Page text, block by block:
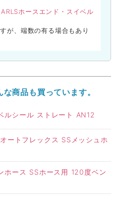
ホースエンド・スイベル
が、端数の有る場合もあり
商品も買っています。
ルシール ストレート AN12
ートフレックス SSメッシュホ
ホース SSホース用 120度ベン